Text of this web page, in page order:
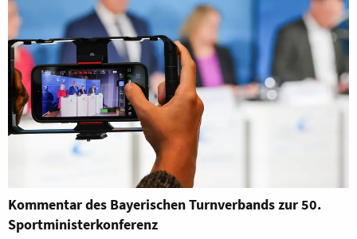
Kommentar des Bayerischen Turnverbands zur 50.
Sportministerkonferenz